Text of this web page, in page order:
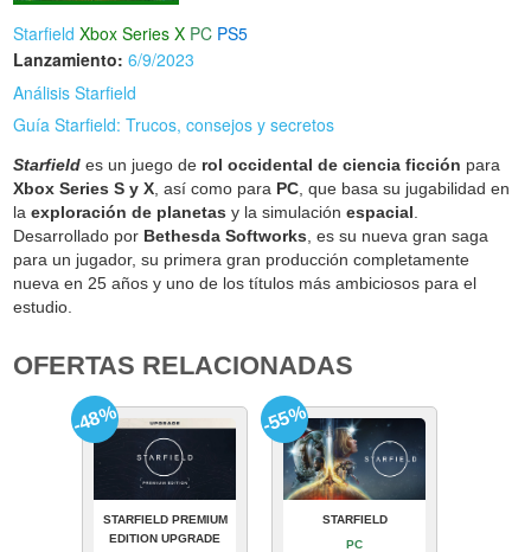
Starfield Xbox Series X PC PS5
Lanzamiento: 6/9/2023
Análisis Starfield
Guía Starfield: Trucos, consejos y secretos
Starfield es un juego de rol occidental de ciencia ficción para
Xbox Series S y X , así como para PC , que basa su jugabilidad en
laexploración de planetas y la simulaciónespacial
Desarrollado por Bethesda Softworks , es su nueva gran saga
para un jugador, su primera gran producción completamente
nueva en 25 años y uno de los títulos más ambiciosos para el
estudio.
OFERTAS RELACIONADAS
STARFIELD PREMIUM
EDITION UPGRADE
-48%
STARFIELD
PC
-55%